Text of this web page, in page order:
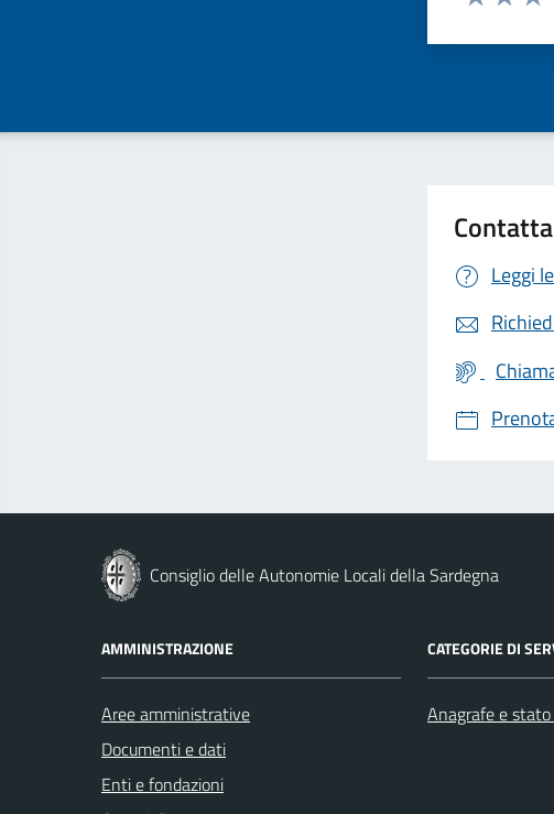
Leggi
Consiglio delle Autonomie Locali della Sardegna
AMMINISTRAZIONE
Aree amministrative
Documenti e dati
Enti e fondazioni
CATEGORIE DI
Anagrafe e